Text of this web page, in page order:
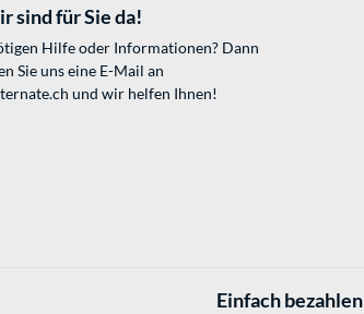
sind für Sie da!
Hilfe oder Informationen? Dann
Sie uns eine E-Mail an
und wir helfen Ihnen!
Einfach bezahlen